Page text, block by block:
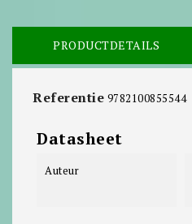
PRODUCTDETAILS
Referentie 9782100855544
Datasheet
Auteur